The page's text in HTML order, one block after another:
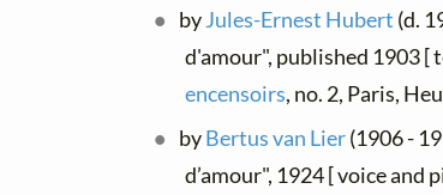
byJules-Ernest Hubert (d.
d'amour", published 1903 [
encensoirs, no. 2, Paris,
byBertus van Lier(1906 -
d’amour", 1924 [ voice and